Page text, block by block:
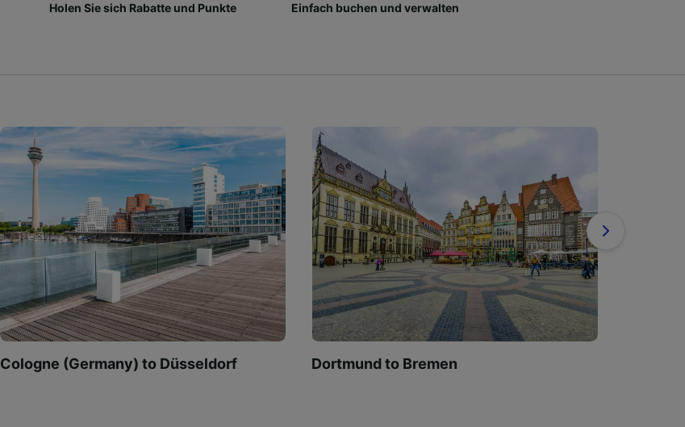
Holen Sie sich Rabatte und Punkte Einfach buchen und verwalten
Cologne (Germany) to Düsseldorf Dortmund to Bremen